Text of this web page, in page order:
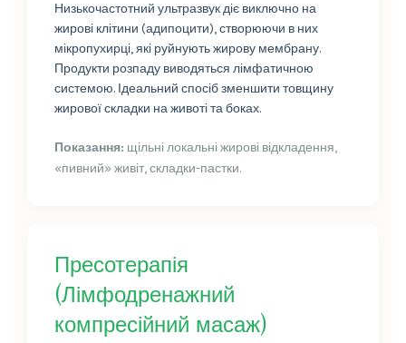
Низькочастотний ультразвук діє виключно на
жирові клітини (адипоцити), створюючи в них
мікропухирці, які руйнують жирову мембрану.
Продукти розпаду виводяться лімфатичною
системою. Ідеальний спосіб зменшити товщину
жирової складки на животі та боках.
Показання: щільні локальні жирові відкладення,
«пивний» живіт, складки-пастки.
Пресотерапія
(Лімфодренажний
компресійний масаж)